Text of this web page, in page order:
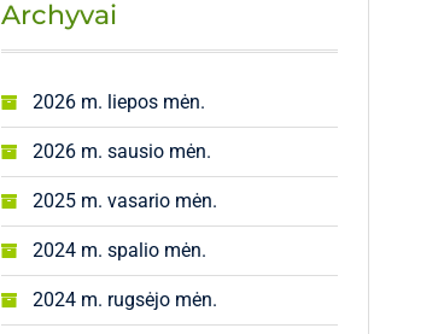
Archyvai
2026 m. liepos mėn.
2026 m. sausio mėn.
2025 m. vasario mėn.
2024 m. spalio mėn.
2024 m. rugsėjo mėn.